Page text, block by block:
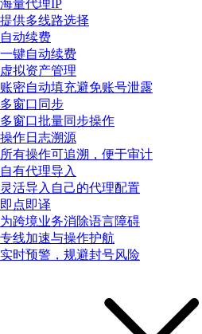
海量代理IP
提供多线路选择
自动续费
一键自动续费
虚拟资产管理
账密自动填充避免账号泄露
多窗口同步
多窗口批量同步操作
操作日志溯源
所有操作可追溯，便于审计
自有代理导入
灵活导入自己的代理配置
即点即译
为跨境业务消除语言障碍
专线加速与操作护航
实时预警，规避封号风险